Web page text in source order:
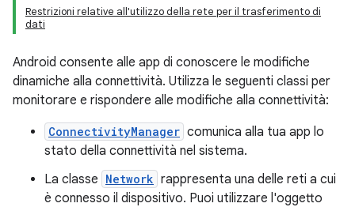
Restrizioni relative all'utilizzo della rete per il trasferimento di
dati
Android consente alle app di conoscere le modifiche
dinamiche alla connettività. Utilizza le seguenti classi per
monitorare e rispondere alle modifiche alla connettività:
ConnectivityManager comunica alla tua app lo
stato della connettività nel sistema.
La classe Network rappresenta una delle reti a cui
è connesso il dispositivo. Puoi utilizzare l'oggetto